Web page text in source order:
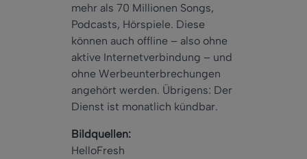
mehr als 70 Millionen Songs,
Podcasts, Hörspiele. Diese
können auch offline – also ohne
aktive Internetverbindung – und
ohne Werbeunterbrechungen
angehört werden. Übrigens: Der
Dienst ist monatlich kündbar.
Bildquellen:
HelloFresh